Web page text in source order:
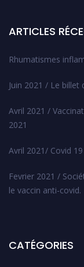
ARTICLES
Rhumatismes
Juin 2021 / Le billet
Avril 2021 /
2021
Avril 2021/ Covid
Fevrier 2021 /
le vaccin anti-covid.
CATÉGORIES